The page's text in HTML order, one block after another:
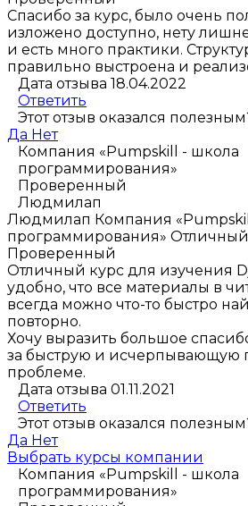
Спасибо за курс, было очень
изложено доступно, нету
и есть много практики.
правильно выстроена и
Дата отзыва 18.04.2022
Ответить
Этот отзыв оказался
Да Нет
Компания «Pumpskill - школа
программирования»
Проверенный
Людмилап
Людмилап Компания
программирования»
Проверенный
Отличный курс для изучения
удобно, что все материалы в
всегда можно что-то быстро
повторно.
Хочу выразить большое
за быструю и исчерпывающую
проблеме.
Дата отзыва 01.11.2021
Ответить
Этот отзыв оказался
Да Нет
Выбрать курсы компании
Компания «Pumpskill - школа
программирования»